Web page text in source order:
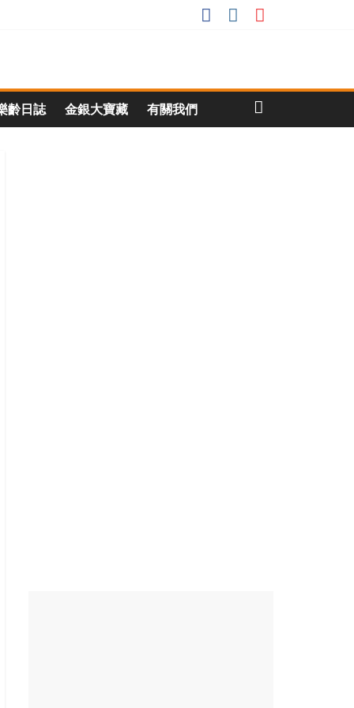
齡日誌 金銀大寶藏 有關我們